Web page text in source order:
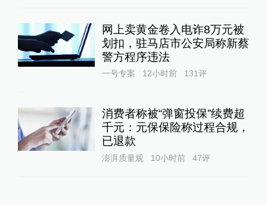
网上卖黄金卷入电诈8万元被
划扣，驻马店市公安局称新蔡
警方程序违法
一号专案 12小时前 131评
消费者称被“弹窗投保”续费超
千元：元保保险称过程合规，
已退款
澎湃质量观 10小时前 47评